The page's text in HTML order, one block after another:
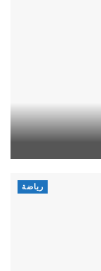
رياضة